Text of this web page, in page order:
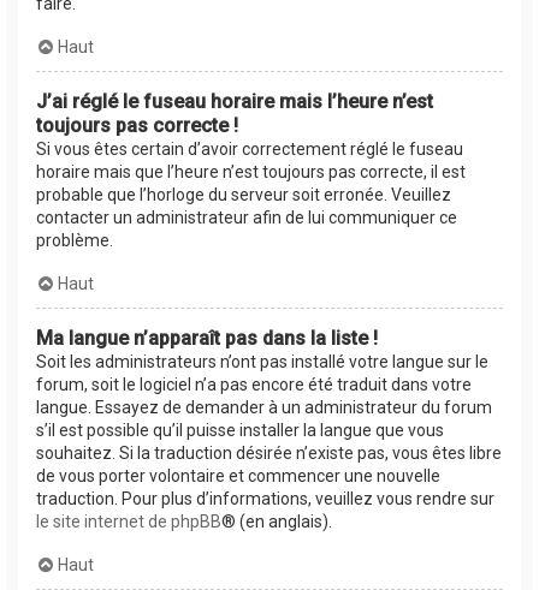
Haut
J’ai réglé le fuseau horaire mais l’heure n’est
toujours pas correcte !
Si vous êtes certain d’avoir correctement réglé le fuseau
horaire mais que l’heure n’est toujours pas correcte, il est
probable que l’horloge du serveur soit erronée. Veuillez
contacter un administrateur afin de lui communiquer ce
problème.
Haut
Ma langue n’apparaît pas dans la liste !
Soit les administrateurs n’ont pas installé votre langue sur le
forum, soit le logiciel n’a pas encore été traduit dans votre
langue. Essayez de demander à un administrateur du forum
s’il est possible qu’il puisse installer la langue que vous
souhaitez. Si la traduction désirée n’existe pas, vous êtes libre
de vous porter volontaire et commencer une nouvelle
traduction. Pour plus d’informations, veuillez vous rendre sur
le site internet de phpBB® (en anglais).
Haut